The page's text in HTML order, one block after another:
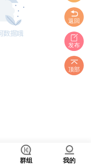
群组 我的
返回
发布
顶部